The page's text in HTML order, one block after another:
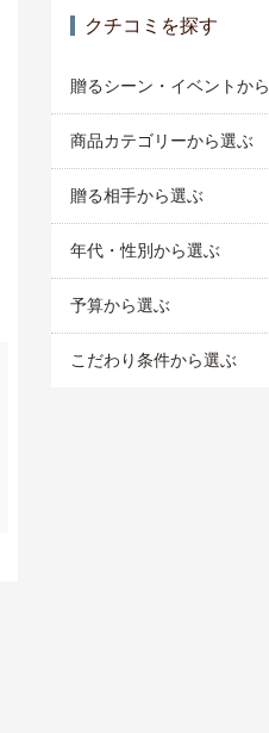
クチコミを探す
贈るシーン・イベントか
商品カテゴリーから選ぶ
贈る相手から選ぶ
年代・性別から選ぶ
予算から選ぶ
こだわり条件から選ぶ